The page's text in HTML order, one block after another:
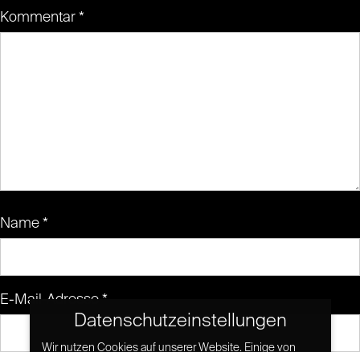
Kommentar *
Name *
E-Mail-Adresse *
Datenschutzeinstellungen
Wir nutzen Cookies auf unserer Website. Einige von